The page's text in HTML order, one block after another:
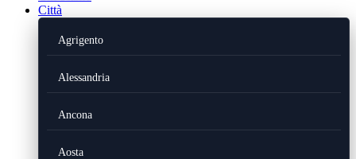
Città
Agrigento
Alessandria
Ancona
Aosta